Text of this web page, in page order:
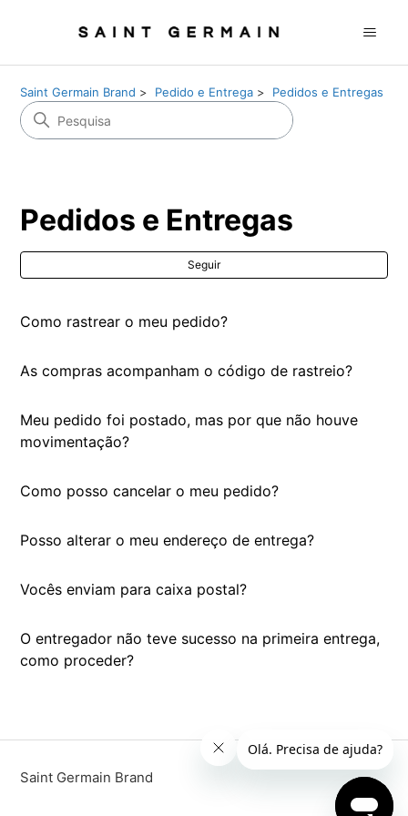
Saint Germain Brand Pedido e Entrega Pedidos e Entregas
Pedidos e Entregas
Seguir
Como rastrear o meu pedido?
As compras acompanham o código de rastreio?
Meu pedido foi postado, mas por que não houve
movimentação?
Como posso cancelar o meu pedido?
Posso alterar o meu endereço de entrega?
Vocês enviam para caixa postal?
O entregador não teve sucesso na primeira entrega,
como proceder?
Saint Germain Brand